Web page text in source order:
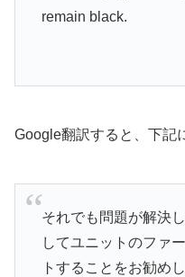
remain black.
Google翻訳すると、下記
それでも問題が解決
してユニットのファ
トすることをお勧めし